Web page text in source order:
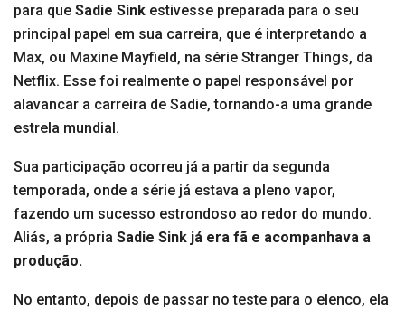
para que Sadie Sink estivesse preparada para o seu
principal papel em sua carreira, que é interpretando a
Max, ou Maxine Mayfield, na série Stranger Things, da
Netflix. Esse foi realmente o papel responsável por
alavancar a carreira de Sadie, tornando-a uma grande
estrela mundial.
Sua participação ocorreu já a partir da segunda
temporada, onde a série já estava a pleno vapor,
fazendo um sucesso estrondoso ao redor do mundo.
Aliás, a própria Sadie Sink já era fã e acompanhava a
produção.
No entanto, depois de passar no teste para o elenco, ela